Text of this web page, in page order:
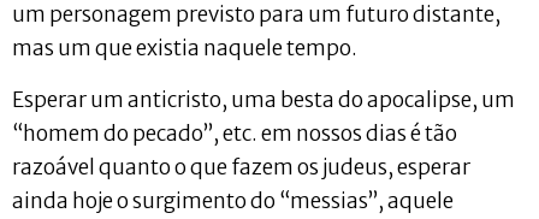
um personagem previsto para um futuro distante,
mas um que existia naquele tempo.
Esperar um anticristo, uma besta do apocalipse, um
“homem do pecado”, etc. em nossos dias é tão
razoável quanto o que fazem os judeus, esperar
ainda hoje o surgimento do “messias”, aquele